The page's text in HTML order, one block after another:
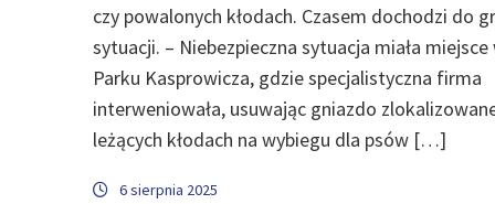
czy powalonych kłodach. Czasem dochodzi do
sytuacji. – Niebezpieczna sytuacja miała miejsce
Parku Kasprowicza, gdzie specjalistyczna firma
interweniowała, usuwając gniazdo
leżących kłodach na wybiegu dla psów […]
6 sierpnia 2025